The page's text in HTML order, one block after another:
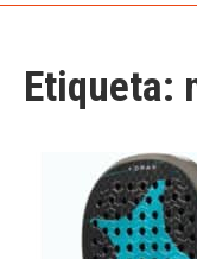
Etiqueta: